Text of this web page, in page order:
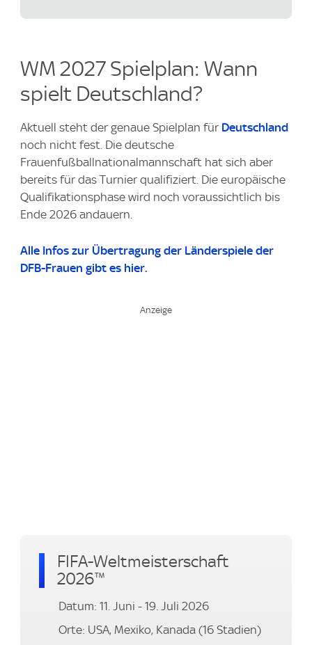
WM 2027 Spielplan: Wann
spielt Deutschland?
Aktuell steht der genaue Spielplan für Deutschland
noch nicht fest. Die deutsche
Frauenfußballnationalmannschaft hat sich aber
bereits für das Turnier qualifiziert. Die europäische
Qualifikationsphase wird noch voraussichtlich bis
Ende 2026 andauern.
Alle Infos zur Übertragung der Länderspiele der
DFB-Frauen gibt es hier.
FIFA-Weltmeisterschaft
2026™
Datum: 11. Juni - 19. Juli 2026
Orte: USA, Mexiko, Kanada (16 Stadien)